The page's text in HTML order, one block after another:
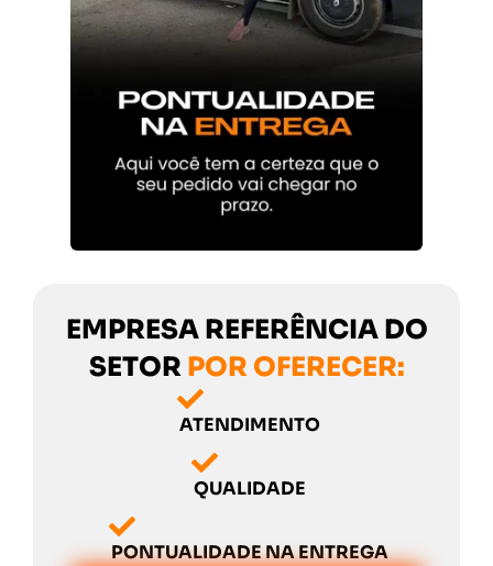
EMPRESA REFERÊNCIA DO
SETOR POR OFERECER:
ATENDIMENTO
QUALIDADE
PONTUALIDADE NA ENTREGA